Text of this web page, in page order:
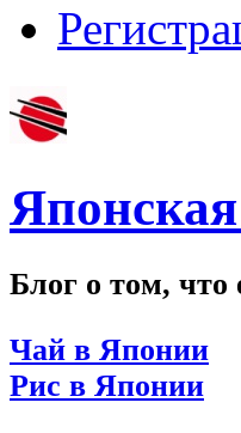
Блог о том,
Чай в Японии
Рис в Японии